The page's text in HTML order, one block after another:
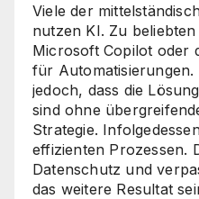
Viele der
nutzen KI. Zu
Microsoft Copilot oder
für
jedoch, dass die
sind ohne
Strategie.
effizienten Prozessen.
Datenschutz und
das weitere Resultat